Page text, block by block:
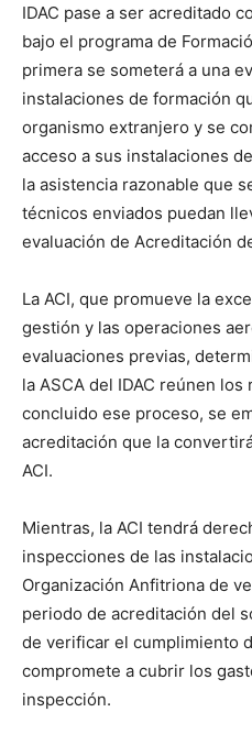
IDAC pase a ser acreditado
bajo el programa de
primera se someterá a una
instalaciones de formación
organismo extranjero y se
acceso a sus instalaciones
la asistencia razonable que
técnicos enviados puedan
evaluación de Acreditación
La ACI, que promueve la
gestión y las operaciones
evaluaciones previas,
la ASCA del IDAC reúnen
concluido ese proceso, se
acreditación que la
ACI.
Mientras, la ACI tendrá
inspecciones de las
Organización Anfitriona de
periodo de acreditación del
de verificar el cumplimiento
compromete a cubrir los
inspección.